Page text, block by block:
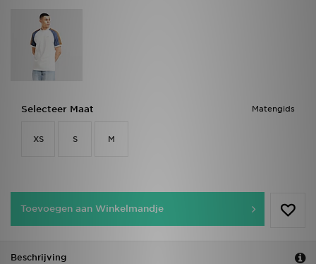
Matengids
Selecteer Maat
XS S M
Toevoegen aan Winkelmandje
Beschrijving